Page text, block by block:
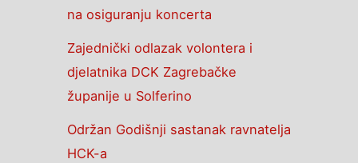
na osiguranju koncerta
Zajednički odlazak volontera i
djelatnika DCK Zagrebačke
županije u Solferino
Održan Godišnji sastanak ravnatelja
HCK-a